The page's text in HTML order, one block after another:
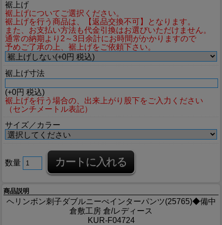
裾上げ
裾上げについてご選択ください。
裾上げを行う商品は、【返品交換不可】となります。
また、お支払い方法も代金引換はお選びいただけません。
通常の納期より2～3日余計にお時間がかかりますので
予めご了承の上、裾上げをご依頼下さい。
裾上げ寸法
(+0円 税込)
裾上げを行う場合の、出来上がり股下をご入力ください
（センチメートル表記）
サイズ／カラー
数量
商品説明
ヘリンボン刺子ダブルニーぺインターパンツ(25765)◆備中
倉敷工房 倉/レディース
KUR-F04724